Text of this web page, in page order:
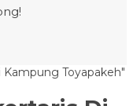
Kampung Toyapakeh"